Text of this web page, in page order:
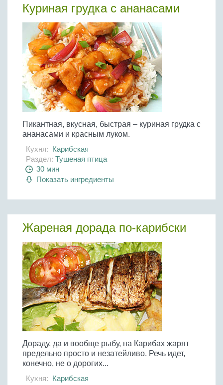
Куриная грудка с ананасами
Пикантная, вкусная, быстрая – куриная грудка с
ананасами и красным луком.
Кухня: Карибская
Раздел: Тушеная птица
30 мин
Показать ингредиенты
Жареная дорада по-карибски
Дораду, да и вообще рыбу, на Карибах жарят
предельно просто и незатейливо. Речь идет,
конечно, не о дорогих...
Кухня: Карибская